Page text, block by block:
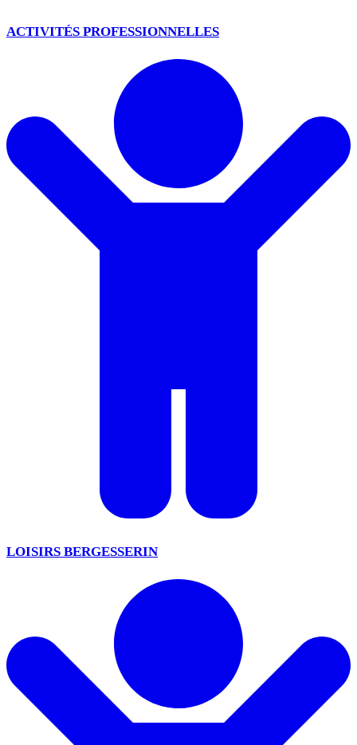
ACTIVITÉS PROFESSIONNELLES
LOISIRS BERGESSERIN